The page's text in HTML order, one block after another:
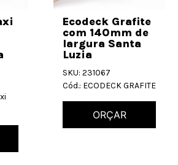
Ecodeck Grafite
com 140mm de
largura Santa
Luzia
SKU: 231067
Cód.: ECODECK GRAFITE
ORÇAR